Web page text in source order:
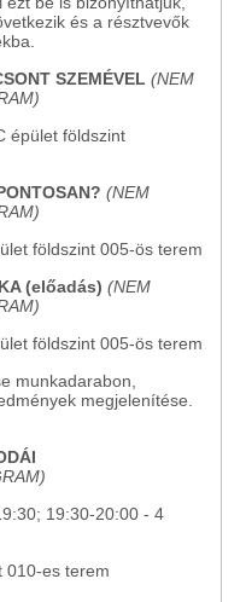
és a résztvevők
SZEMÉVEL (NEM
épület földszint
(NEM
földszint 005-ös terem
(előadás) (NEM
földszint 005-ös terem
munkadarabon,
megjelenítése.
19:30-20:00 - 4
010-es terem